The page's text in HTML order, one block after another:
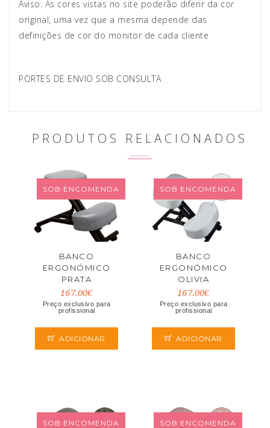
Aviso: As cores vistas no site poderão diferir da cor
original, uma vez que a mesma depende das
definições de cor do monitor de cada cliente
PORTES DE ENVIO SOB CONSULTA
PRODUTOS RELACIONADOS
SOB ENCOMENDA
BANCO
ERGONÓMICO
PRATA
167.00€
Preço exclusivo para
profissional
ADICIONAR
SOB ENCOMENDA
BANCO
ERGONÓMICO
OLIVIA
167.00€
Preço exclusivo para
profissional
ADICIONAR
SOB ENCOMENDA SOB ENCOMENDA